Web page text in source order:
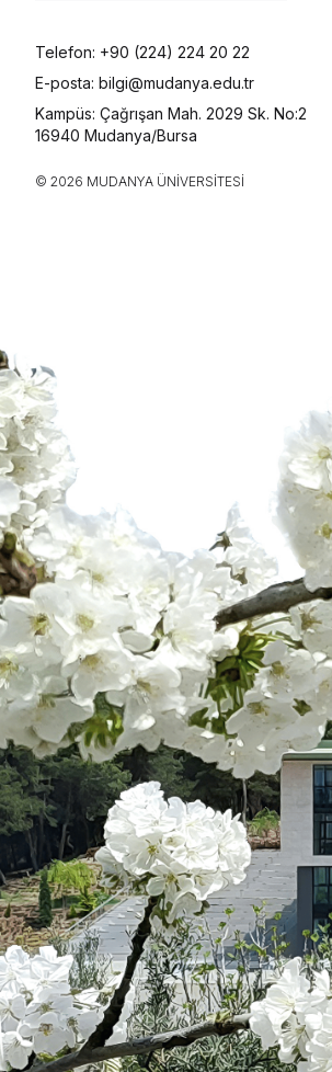
Telefon: +90 (224) 224 20 22
E-posta: bilgi@mudanya.edu.tr
Kampüs: Çağrışan Mah. 2029 Sk. No:2
16940 Mudanya/Bursa
© 2026 MUDANYA ÜNIVERSITESI